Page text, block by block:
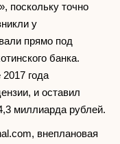
поскольку точно
у
прямо под
банка.
года
и оставил
миллиарда рублей.
внеплановая